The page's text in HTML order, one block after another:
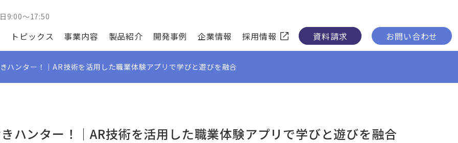
トピックス 事業内容 製品紹介 開発事例 企業情報 採用情報 資料請求 お問い合わせ
9:00～17:50
ハンター！｜AR技術を活用した職業体験アプリで学びと遊びを融合
ハンター！｜AR技術を活用した職業体験アプリで学びと遊びを融合